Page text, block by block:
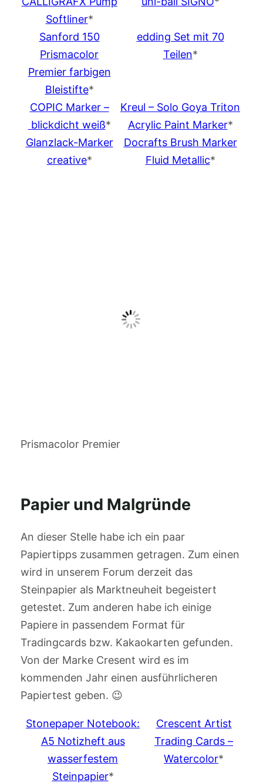
Softliner*
Sanford 150
Prismacolor
Premier farbigen
Bleistifte*
edding Set mit 70
Teilen*
COPIC Marker –
blickdicht weiß*
Kreul – Solo Goya Triton
Acrylic Paint Marker*
Glanzlack-Marker
creative*
Docrafts Brush Marker
Fluid Metallic*
Prismacolor Premier
Papier und Malgründe
An dieser Stelle habe ich ein paar
Papiertipps zusammen getragen. Zum einen
wird in unserem Forum derzeit das
Steinpapier als Marktneuheit begeistert
getestet. Zum anderen habe ich einige
Papiere in passendem Format für
Tradingcards bzw. Kakaokarten gefunden.
Von der Marke Cresent wird es im
kommenden Jahr einen ausführlicheren
Papiertest geben. 😉
Stonepaper Notebook:
A5 Notizheft aus
wasserfestem
Steinpapier*
Crescent Artist
Trading Cards –
Watercolor*